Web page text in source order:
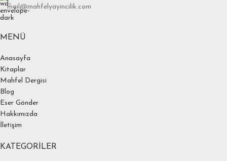
mail@mahfelyayincilik.com
MENÜ
Anasayfa
Kitaplar
Mahfel Dergisi
Blog
Eser Gönder
Hakkımızda
İletişim
KATEGORILER